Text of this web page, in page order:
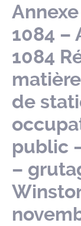
1084 –
1084
de
public
–